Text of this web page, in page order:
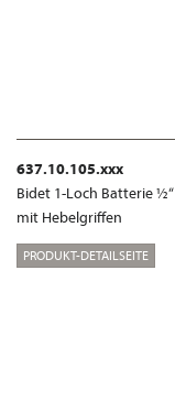
637.10.105.xxx
Bidet 1-Loch Batterie ½“
mit Hebelgriffen
PRODUKT-DETAILSEITE